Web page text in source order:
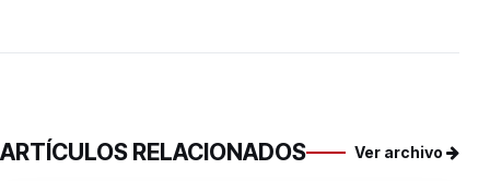
ARTÍCULOS RELACIONADOS Ver archivo